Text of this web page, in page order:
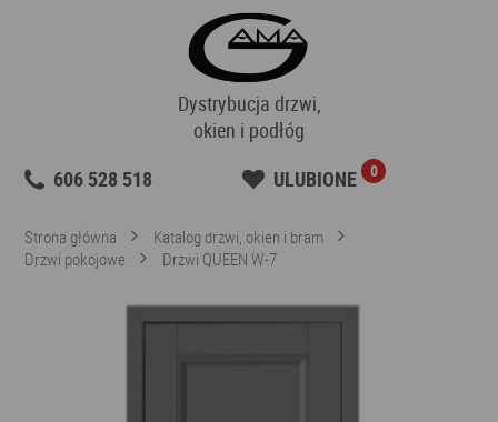
Dystrybucja drzwi,
okien i podłóg
606 528 518
ULUBIONE 0
Strona główna
Katalog drzwi, okien i bram
Drzwi pokojowe
Drzwi QUEEN W-7